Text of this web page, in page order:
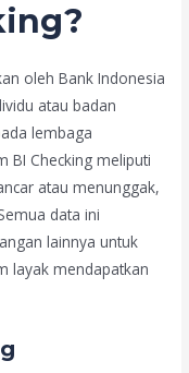
oleh Bank Indonesia
atau badan
lembaga
BI Checking meliputi
atau menunggak,
data ini
lainnya untuk
layak mendapatkan